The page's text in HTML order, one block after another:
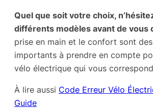
Quel que soit votre choix,
différents modèles avant de vous
prise en main et le confort sont
importants à prendre en compte
vélo électrique qui vous
À lire aussi Code Erreur Vélo
Guide